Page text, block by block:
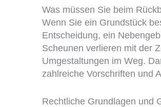
Was müssen Sie beim
Wenn Sie ein Grundstück
Entscheidung, ein
Scheunen verlieren mit der
Umgestaltungen im Weg.
zahlreiche Vorschriften und
Rechtliche Grundlagen und